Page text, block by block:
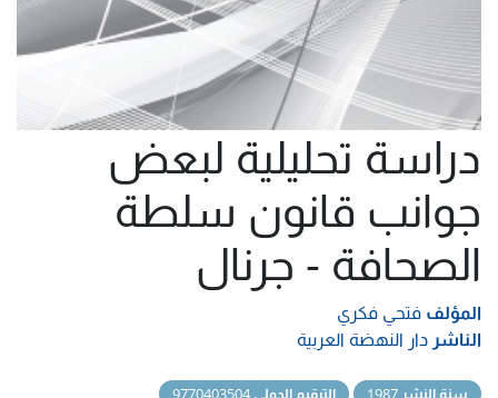
دراسة تحليلية لبعض
جوانب قانون سلطة
الصحافة - جرنال
المؤلف فتحي فكري
الناشر دار النهضة العربية
سنة النشر الترقيم الدولي